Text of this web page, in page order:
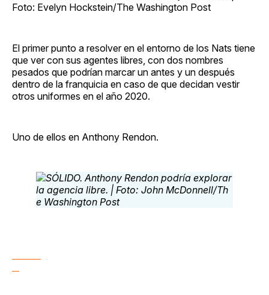
Foto: Evelyn Hockstein/The Washington Post
El primer punto a resolver en el entorno de los Nats tiene
que ver con sus agentes libres, con dos nombres
pesados que podrían marcar un antes y un después
dentro de la franquicia en caso de que decidan vestir
otros uniformes en el año 2020.
Uno de ellos en Anthony Rendon.